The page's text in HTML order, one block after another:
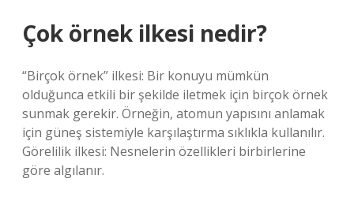
Çok örnek ilkesi nedir?
“Birçok örnek” ilkesi: Bir konuyu mümkün
olduğunca etkili bir şekilde iletmek için birçok örnek
sunmak gerekir. Örneğin, atomun yapısını anlamak
için güneş sistemiyle karşılaştırma sıklıkla kullanılır.
Görelilik ilkesi: Nesnelerin özellikleri birbirlerine
göre algılanır.